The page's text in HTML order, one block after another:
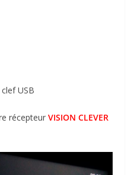
USB
récepteur VISION CLEVER